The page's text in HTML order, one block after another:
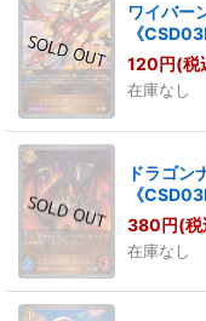
ワイバー
《
120円(税
在庫なし
ドラゴン
《
380円(税
在庫なし